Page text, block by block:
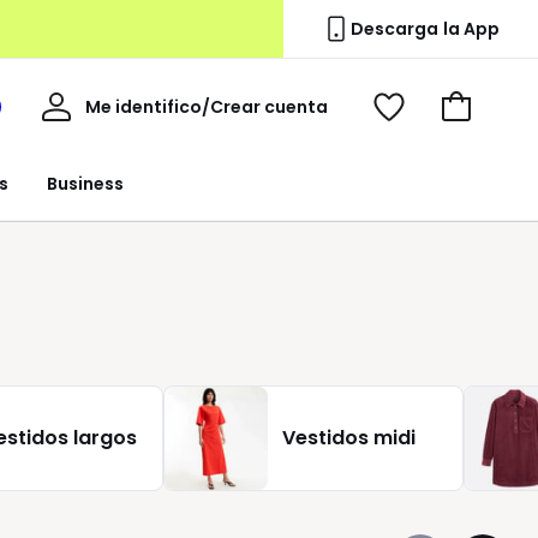
Descarga la App
Business
Me identifico/Crear cuenta
Mi
Ver
Ir
largos Vestidos midi